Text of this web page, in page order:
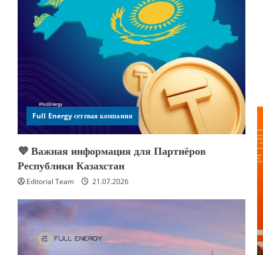
Full Energy сетевая компания
💜 Важная информация для Партнёров
Республики Казахстан
Editorial Team 21.07.2026